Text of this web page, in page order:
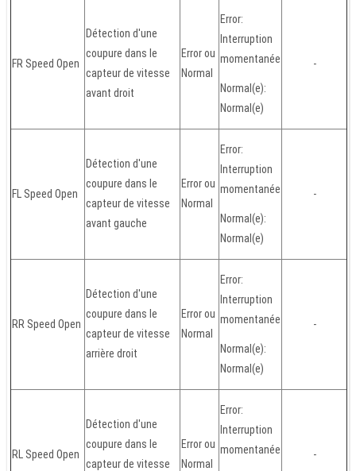
FR Speed Open
Détection d'une
coupure dans le
capteur de vitesse
avant droit
Error ou
Normal
Error:
Interruption
momentanée
Normal(e):
Normal(e)
-
FL Speed Open
Détection d'une
coupure dans le
capteur de vitesse
avant gauche
Error ou
Normal
Error:
Interruption
momentanée
Normal(e):
Normal(e)
-
RR Speed Open
Détection d'une
coupure dans le
capteur de vitesse
arrière droit
Error ou
Normal
Error:
Interruption
momentanée
Normal(e):
Normal(e)
-
RL Speed Open
Détection d'une
coupure dans le
capteur de vitesse
Error ou
Normal
Error:
Interruption
momentanée
-